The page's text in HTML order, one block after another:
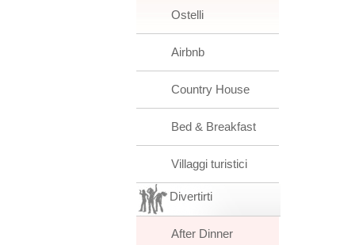
Ostelli
Airbnb
Country House
Bed & Breakfast
Villaggi turistici
Divertirti
After Dinner